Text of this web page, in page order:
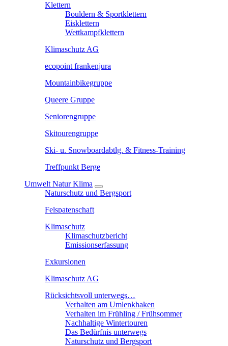
Klettern
Bouldern & Sportklettern
Eisklettern
Wettkampfklettern
Klimaschutz AG
ecopoint frankenjura
Mountainbikegruppe
Queere Gruppe
Seniorengruppe
Skitourengruppe
Ski- u. Snowboardabtlg. & Fitness-Training
Treffpunkt Berge
Umwelt Natur Klima
Naturschutz und Bergsport
Felspatenschaft
Klimaschutz
Klimaschutzbericht
Emissionserfassung
Exkursionen
Klimaschutz AG
Rücksichtsvoll unterwegs…
Verhalten am Umlenkhaken
Verhalten im Frühling / Frühsommer
Nachhaltige Wintertouren
Das Bedürfnis unterwegs
Naturschutz und Bergsport